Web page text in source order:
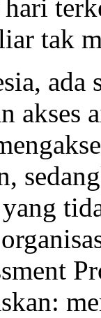
tak
akses